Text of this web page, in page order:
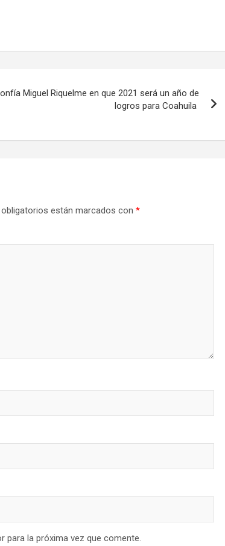
Miguel Riquelme en que 2021 será un año de
logros para Coahuila
están marcados con *
para la próxima vez que comente.